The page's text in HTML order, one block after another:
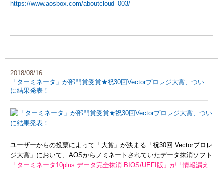
https://www.aosbox.com/aboutcloud_003/
2018/08/16
「ターミネータ」が部門賞受賞★祝30回Vectorプロレジ大賞、つい
に結果発表！
ユーザーからの投票によって「大賞」が決まる「祝30回 Vectorプロレ
ジ大賞」において、AOSからノミネートされていたデータ抹消ソフト
「ターミネータ10plus データ完全抹消 BIOS/UEFI版」が「情報漏え